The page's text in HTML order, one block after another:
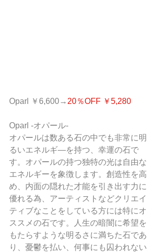
Oparl ￥6,600→ 20％OFF ￥5,280
Oparl -オパール-
オパールは数ある石の中でも非常に明
るいエネルギ―を持つ、幸運の石で
す。オパールの持つ独特の光は自由な
エネルギーを象徴します。創造性を高
め、内面の隠れた才能を引き出す力に
優れる為、アーティストなどクリエイ
ティブなことをしている方には特にオ
ススメの石です。人生の暗闇に希望を
もたらすような明るさに満ちた石であ
り、憂鬱を払い、何事にも囚われない